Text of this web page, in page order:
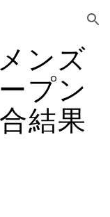
Skip to navigation
ンズ
プン
結果